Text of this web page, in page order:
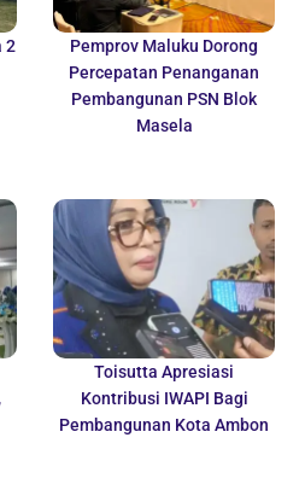
2
Pemprov Maluku Dorong
Percepatan Penanganan
Pembangunan PSN Blok
Masela
Toisutta Apresiasi
Kontribusi IWAPI Bagi
Pembangunan Kota Ambon